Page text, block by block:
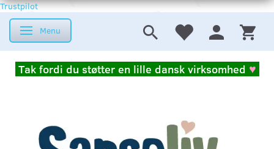
Trustpilot
Skifte navigation
Menu
Tak fordi du støtter en lille dansk virksomhed ♥